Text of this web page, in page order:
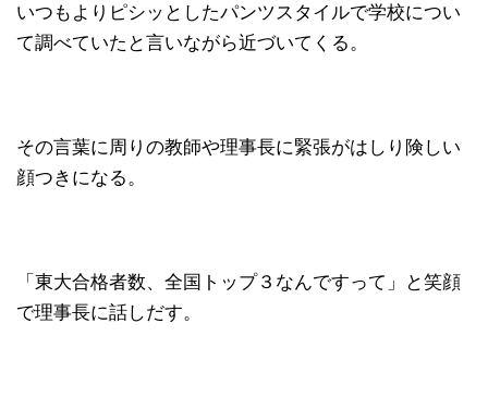
いつもよりピシッとしたパンツスタイルで学校につい
て調べていたと言いながら近づいてくる。
その言葉に周りの教師や理事長に緊張がはしり険しい
顔つきになる。
「東大合格者数、全国トップ３なんですって」と笑顔
で理事長に話しだす。